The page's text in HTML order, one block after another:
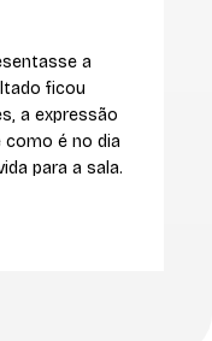
a
ficou
a expressão
como é no dia
para a sala.